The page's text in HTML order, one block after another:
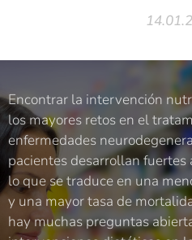
Encontrar la intervención
los mayores retos en el
enfermedades
pacientes desarrollan
lo que se traduce en una
y una mayor tasa de
hay muchas preguntas